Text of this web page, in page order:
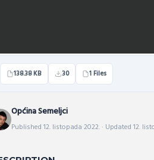
138.38 KB 30 1 Files
Općina Semeljci
Published 12. listopada 2022. · Updated 12.